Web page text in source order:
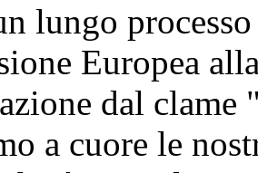
lungo
Europea
dal
a cuore le